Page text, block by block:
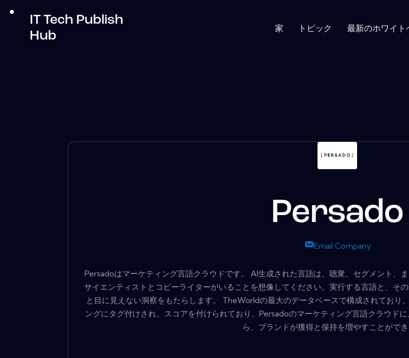
IT Tech Publish
Hub
家 トピック 最新のホワイト
Persado
Email Company
Persadoはマーケティング言語クラウドです。 AI生成された言語は、聴衆、セグメント、
サイエンティストとコピーライターがいることを想像してください。実行する言語と、そ
と目に見えない洞察をもたらします。 TheWorldの最大のデータベースで構成されており
ングにタグ付けされ、スコアを付けられており、Persadoのマーケティング言語クラウド
ら、ブランドが獲得と保持を増やすことができ